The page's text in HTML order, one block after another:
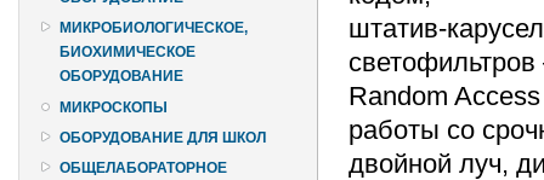
МИКРОБИОЛОГИЧЕСКОЕ,
БИОХИМИЧЕСКОЕ
ОБОРУДОВАНИЕ
МИКРОСКОПЫ
ОБОРУДОВАНИЕ ДЛЯ ШКОЛ
ОБЩЕЛАБОРАТОРНОЕ
штатив-
светофильтров
Random
работы со
двойной луч,